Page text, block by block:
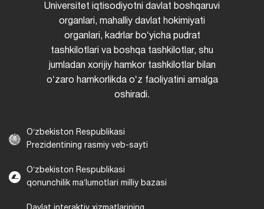
Universitet iqtisodiyotni davlat boshqaruvi
organlari, mahalliy davlat hokimiyati
organlari, kadrlar boʻyicha pudrat
tashkilotlari va boshqa tashkilotlar, shu
jumladan xorijiy hamkor tashkilotlar bilan
oʻzaro hamkorlikda oʻz faoliyatini amalga
oshiradi.
Oʻzbekiston Respublikasi
Prezidentining rasmiy veb-sayti
Oʻzbekiston Respublikasi
qonunchilik maʼlumotlari milliy bazasi